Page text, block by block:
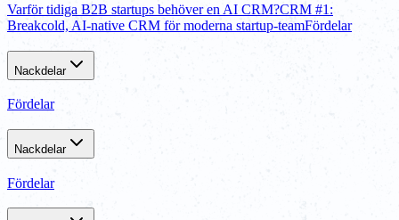
Varför tidiga B2B startups behöver en AI CRM?CRM #1:
Breakcold, AI-native CRM för moderna startup-teamFördelar
Nackdelar
Fördelar
Nackdelar
Fördelar